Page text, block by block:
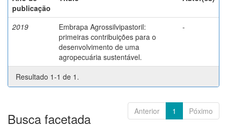
publicação
2019
Embrapa Agrossilvipastoril:
primeiras contribuições para o
desenvolvimento de uma
agropecuária sustentável.
-
Resultado 1-1 de 1.
Anterior 1 Póximo
Busca facetada